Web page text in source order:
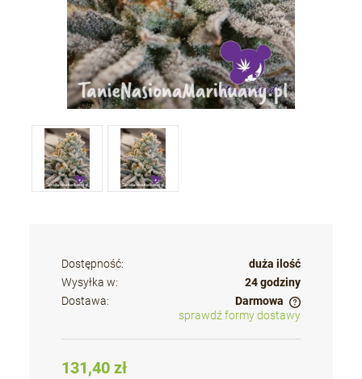
Dostępność:
duża ilość
Wysyłka w:
24 godziny
Dostawa:
Darmowa
Cena nie zawiera ewentualnych kosztów płatności
sprawdź formy dostawy
131,40 zł